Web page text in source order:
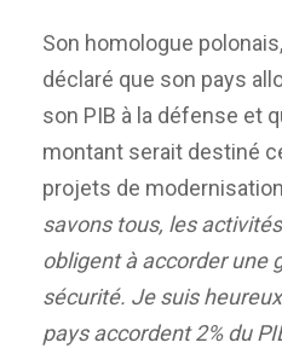
Son homologue
déclaré que son pays
son PIB à la défense et
montant serait destiné
projets de
savons tous, les
obligent à accorder une
sécurité. Je suis
pays accordent 2% du